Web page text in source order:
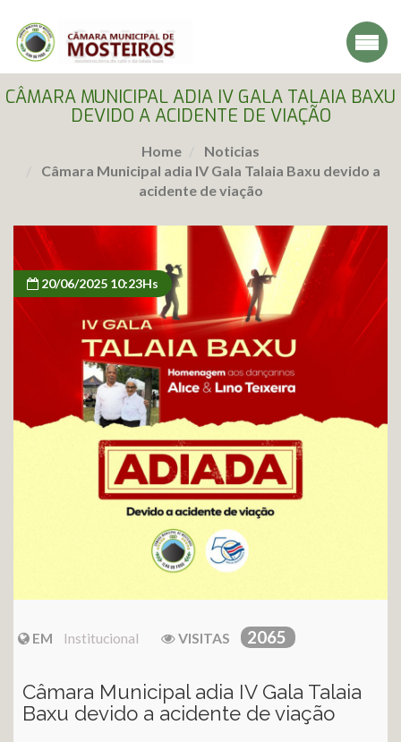
CÂMARA MUNICIPAL ADIA IV GALA TALAIA BAXU
DEVIDO A ACIDENTE DE VIAÇÃO
Home
Noticias
Câmara Municipal adia IV Gala Talaia Baxu devido a
acidente de viação
20/06/2025 10:23Hs
EM Institucional VISITAS 2065
Câmara Municipal adia IV Gala Talaia
Baxu devido a acidente de viação